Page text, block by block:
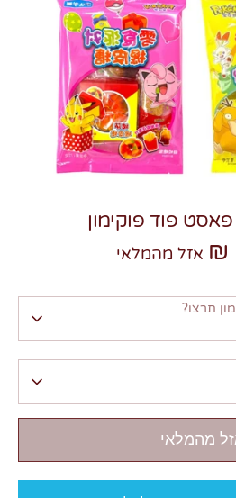
פוד פוקימון
אזל מהמלאי
תרצו?
מהמלאי